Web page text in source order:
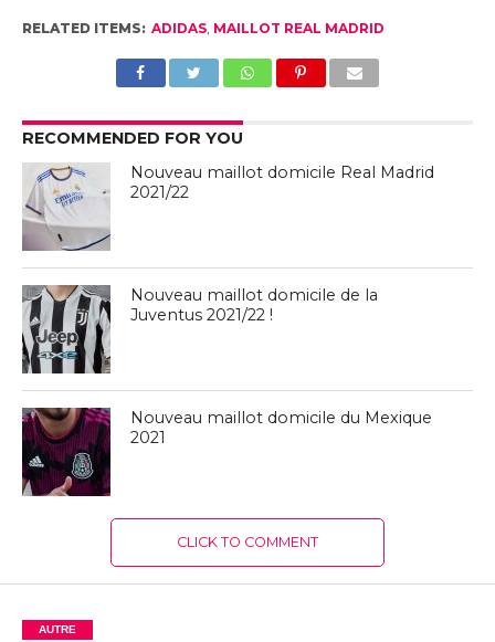
RELATED ITEMS: ADIDAS, MAILLOT REAL MADRID
RECOMMENDED FOR YOU
Nouveau maillot domicile Real Madrid
2021/22
Nouveau maillot domicile de la
Juventus 2021/22 !
Nouveau maillot domicile du Mexique
2021
CLICK TO COMMENT
AUTRE